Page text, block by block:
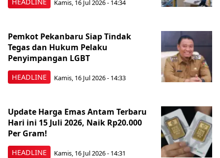
HEADLINE Kamis, 16 Jul 2026 - 14:34
HEADLINE
Pemkot Pekanbaru Siap Tindak
Tegas dan Hukum Pelaku
Penyimpangan LGBT
Kamis, 16 Jul 2026 - 14:33
HEADLINE
Update Harga Emas Antam Terbaru
Hari ini 15 Juli 2026, Naik Rp20.000
Per Gram!
Kamis, 16 Jul 2026 - 14:31